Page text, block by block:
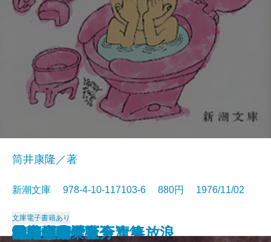
日本の伝説
城塞〔上〕
城塞〔中〕
城塞〔下〕
妖精配給会社
冬の鷹
幼き日のこと・青春放浪
栄光の岩壁〔上〕
栄光の岩壁〔下〕
狂気の沙汰も金次第
筒井康隆／著
新潮文庫 978-4-10-117103-6 880円 1976/11/02
文庫電子書籍あり
花神〔上〕
花神〔中〕
花神〔下〕
二百十日・野分
坑夫
文鳥・夢十夜
幸福な死
マイ国家
雄気堂々〔上〕
雄気堂々〔下〕